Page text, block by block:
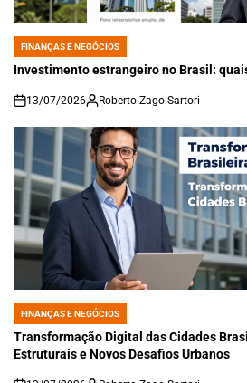
POSTED
IN
FINANÇAS E NEGÓCIOS
Investimento estrangeiro no Brasil:
on
13/07/2026 Roberto Zago Sartori
POSTED
IN
FINANÇAS E NEGÓCIOS
Transformação Digital das Cidades
Estruturais e Novos Desafios Urbanos